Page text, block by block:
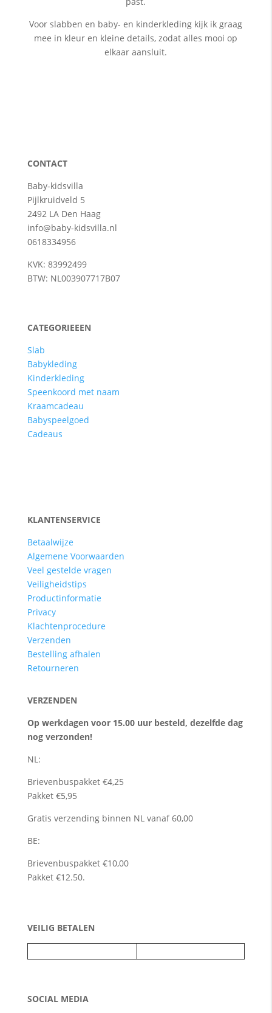
Voor slabben en baby- en kinderkleding kijk ik graag
mee in kleur en kleine details, zodat alles mooi op
elkaar aansluit.
CONTACT
Baby-kidsvilla
Pijlkruidveld 5
2492 LA Den Haag
info@baby-kidsvilla.nl
0618334956
KVK: 83992499
BTW: NL003907717B07
CATEGORIEEEN
Slab
Babykleding
Kinderkleding
Speenkoord met naam
Kraamcadeau
Babyspeelgoed
Cadeaus
KLANTENSERVICE
Betaalwijze
Algemene Voorwaarden
Veel gestelde vragen
Veiligheidstips
Productinformatie
Privacy
Klachtenprocedure
Verzenden
Bestelling afhalen
Retourneren
VERZENDEN
Op werkdagen voor 15.00 uur besteld, dezelfde dag
nog verzonden!
NL:
Brievenbuspakket €4,25
Pakket €5,95
Gratis verzending binnen NL vanaf 60,00
BE:
Brievenbuspakket €10,00
Pakket €12.50.
VEILIG BETALEN
SOCIAL MEDIA